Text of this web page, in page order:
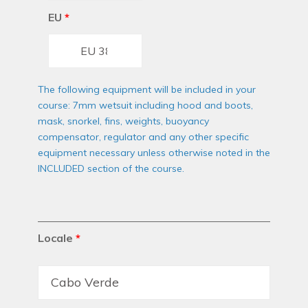
EU *
The following equipment will be included in your
course: 7mm wetsuit including hood and boots,
mask, snorkel, fins, weights, buoyancy
compensator, regulator and any other specific
equipment necessary unless otherwise noted in the
INCLUDED section of the course.
Locale *